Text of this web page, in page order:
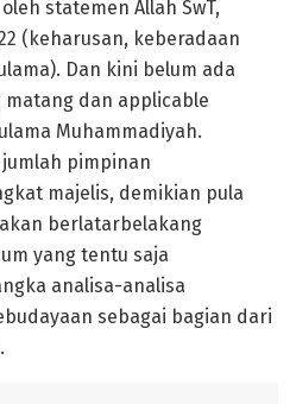
statemen Allah SwT,
(keharusan, keberadaan
Dan kini belum ada
dan applicable
Muhammadiyah.
pimpinan
majelis, demikian pula
berlatarbelakang
yang tentu saja
analisa-analisa
sebagai bagian dari